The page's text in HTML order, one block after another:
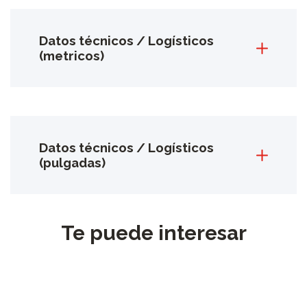
Datos técnicos / Logísticos
(metricos)
Datos técnicos / Logísticos
(pulgadas)
Te puede interesar